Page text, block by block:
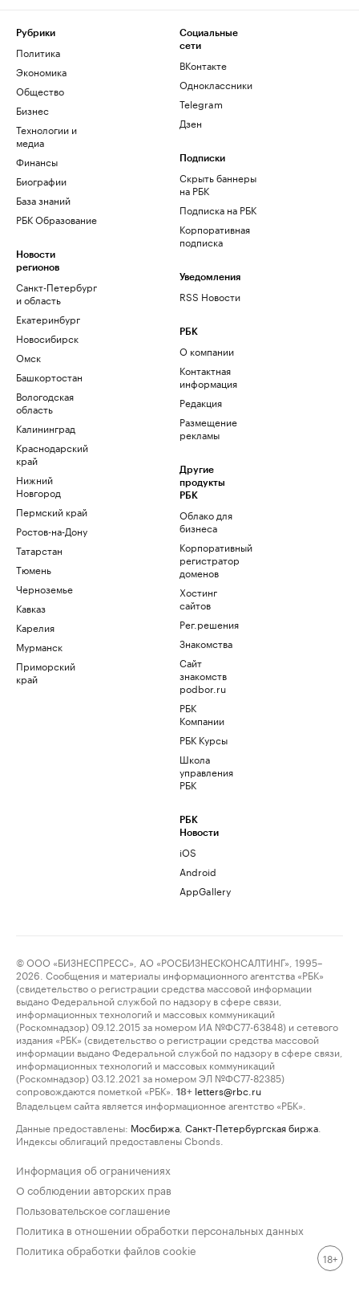
Рубрики
Политика
Экономика
Общество
Бизнес
Технологии и
медиа
Финансы
Биографии
База знаний
РБК Образование
Новости
регионов
Санкт-Петербург
и область
Екатеринбург
Новосибирск
Омск
Башкортостан
Вологодская
область
Калининград
Краснодарский
край
Нижний
Новгород
Пермский край
Ростов-на-Дону
Татарстан
Тюмень
Черноземье
Кавказ
Карелия
Мурманск
Приморский
край
Социальные
сети
ВКонтакте
Одноклассники
Telegram
Дзен
Подписки
Скрыть баннеры
на РБК
Подписка на РБК
Корпоративная
подписка
Уведомления
RSS Новости
РБК
О компании
Контактная
информация
Редакция
Размещение
рекламы
Другие
продукты
РБК
Облако для
бизнеса
Корпоративный
регистратор
доменов
Хостинг
сайтов
Рег.решения
Знакомства
Сайт
знакомств
podbor.ru
РБК
Компании
РБК Курсы
Школа
управления
РБК
РБК
Новости
iOS
Android
AppGallery
© ООО «БИЗНЕСПРЕСС», АО «РОСБИЗНЕСКОНСАЛТИНГ», 1995–
2026. Сообщения и материалы информационного агентства «РБК»
(свидетельство о регистрации средства массовой информации
выдано Федеральной службой по надзору в сфере связи,
информационных технологий и массовых коммуникаций
(Роскомнадзор) 09.12.2015 за номером ИА №ФС77-63848) и сетевого
издания «РБК» (свидетельство о регистрации средства массовой
информации выдано Федеральной службой по надзору в сфере связи,
информационных технологий и массовых коммуникаций
(Роскомнадзор) 03.12.2021 за номером ЭЛ №ФС77-82385)
сопровождаются пометкой «РБК».
18+ letters@rbc.ru
Владельцем сайта является информационное агентство «РБК».
Данные предоставлены: Мосбиржа Санкт-Петербургская биржа
Индексы облигаций предоставлены Cbonds.
Информация об ограничениях
О соблюдении авторских прав
Пользовательское соглашение
Политика в отношении обработки персональных данных
Политика обработки файлов cookie
18+